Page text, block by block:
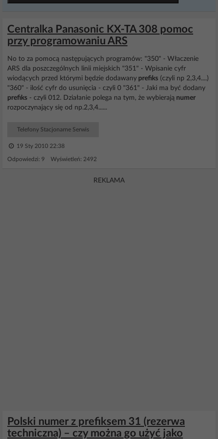
Centralka Panasonic KX-TA 308 pomoc
przy programowaniu ARS
No to za pomocą następujących programów: "350" - Właczenie
ARS dla poszczególnych linii miejskich "351" - Wpisanie cyfr
wiodących przed którymi będzie dodawany prefiks (czyli np 2,3,4....)
"360" - ilość cyfr do usunięcia - czyli 0 "361" - Jaki ma być dodany
prefiks - czyli 012. Działanie polega na tym, że wybierają numer
rozpoczynający się od np.2,3,4......
Telefony Stacjonarne Serwis
19 Sty 2010 22:38
Odpowiedzi: 9 Wyświetleń: 2492
REKLAMA
Polski numer z prefiksem 31 (rezerwa
techniczna) – czy można go użyć jako